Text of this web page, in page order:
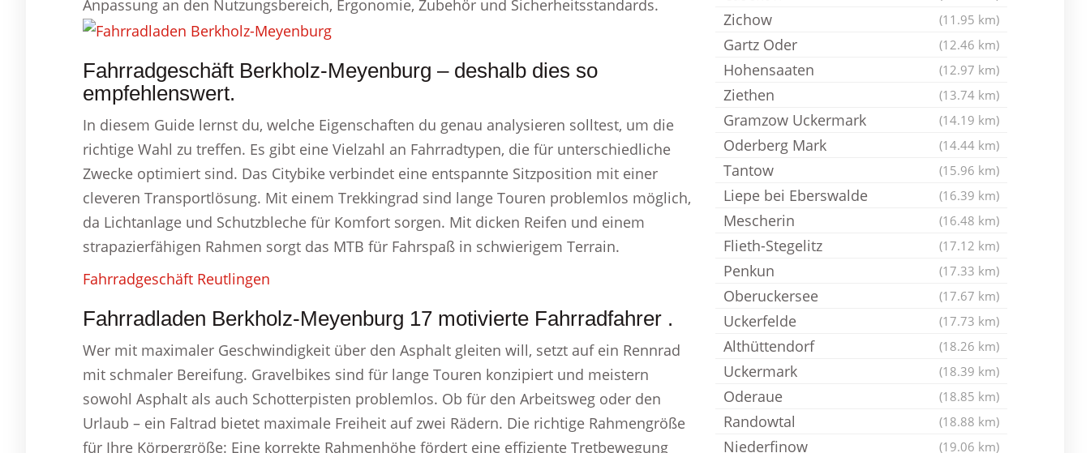
Anpassung an den Nutzungsbereich, Ergonomie, Zubehör und Sicherheitsstandards.
Fahrradgeschäft Berkholz-Meyenburg – deshalb dies so
empfehlenswert.
In diesem Guide lernst du, welche Eigenschaften du genau analysieren solltest, um die
richtige Wahl zu treffen. Es gibt eine Vielzahl an Fahrradtypen, die für unterschiedliche
Zwecke optimiert sind. Das Citybike verbindet eine entspannte Sitzposition mit einer
cleveren Transportlösung. Mit einem Trekkingrad sind lange Touren problemlos möglich,
da Lichtanlage und Schutzbleche für Komfort sorgen. Mit dicken Reifen und einem
strapazierfähigen Rahmen sorgt das MTB für Fahrspaß in schwierigem Terrain.
Fahrradgeschäft Reutlingen
Fahrradladen Berkholz-Meyenburg 17 motivierte Fahrradfahrer .
Wer mit maximaler Geschwindigkeit über den Asphalt gleiten will, setzt auf ein Rennrad
mit schmaler Bereifung. Gravelbikes sind für lange Touren konzipiert und meistern
sowohl Asphalt als auch Schotterpisten problemlos. Ob für den Arbeitsweg oder den
Urlaub – ein Faltrad bietet maximale Freiheit auf zwei Rädern. Die richtige Rahmengröße
für Ihre Körpergröße: Eine korrekte Rahmenhöhe fördert eine effiziente Tretbewegung
Zichow (11.95 km)
Gartz Oder (12.46 km)
Hohensaaten (12.97 km)
Ziethen (13.74 km)
Gramzow Uckermark (14.19 km)
Oderberg Mark (14.44 km)
Tantow (15.96 km)
Liepe bei Eberswalde (16.39 km)
Mescherin (16.48 km)
Flieth-Stegelitz (17.12 km)
Penkun (17.33 km)
Oberuckersee (17.67 km)
Uckerfelde (17.73 km)
Althüttendorf (18.26 km)
Uckermark (18.39 km)
Oderaue (18.85 km)
Randowtal (18.88 km)
Niederfinow (19.06 km)